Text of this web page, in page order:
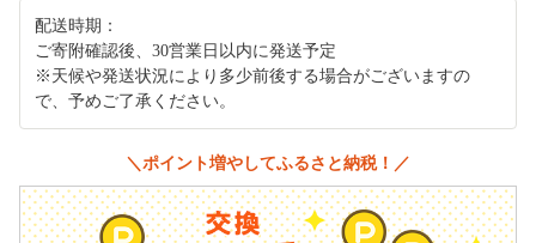
配送時期：
ご寄附確認後、30営業日以内に発送予定
※天候や発送状況により多少前後する場合がございますの
で、予めご了承ください。
＼ポイント増やしてふるさと納税！／